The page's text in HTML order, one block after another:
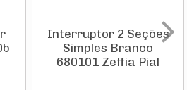
Interruptor 2 Seções
Simples Branco
680101 Zeffia Pial